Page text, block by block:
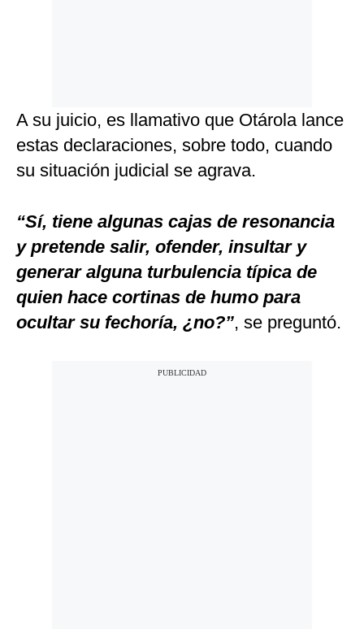
A su juicio, es llamativo que Otárola lance
estas declaraciones, sobre todo, cuando
su situación judicial se agrava.
“Sí, tiene algunas cajas de resonancia
y pretende salir, ofender, insultar y
generar alguna turbulencia típica de
quien hace cortinas de humo para
ocultar su fechoría, ¿no?”, se preguntó.